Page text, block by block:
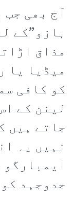
آج بھی
بازو”کے
مذاق
میڈیا یا
کو کافی
لینن کے
جاتے ہیں
نہیں یہ
جدوجہد